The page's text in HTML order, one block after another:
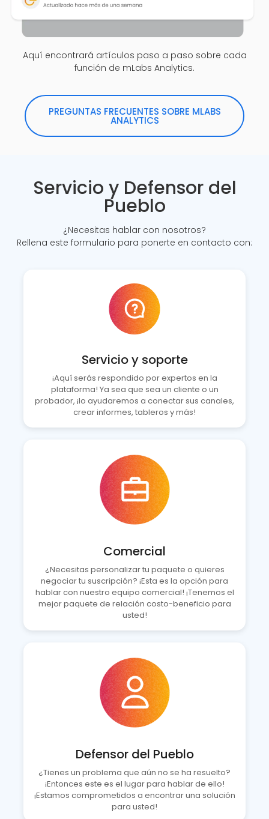
Aquí encontrará artículos paso a paso sobre cada
función de mLabs Analytics.
PREGUNTAS FRECUENTES SOBRE MLABS
ANALYTICS
Servicio y Defensor del
Pueblo
¿Necesitas hablar con nosotros?
Rellena este formulario para ponerte en contacto con:
Servicio y soporte
¡Aquí serás respondido por expertos en la
plataforma! Ya sea que sea un cliente o un
probador, ¡lo ayudaremos a conectar sus canales,
crear informes, tableros y más!
Comercial
¿Necesitas personalizar tu paquete o quieres
negociar tu suscripción? ¡Esta es la opción para
hablar con nuestro equipo comercial! ¡Tenemos el
mejor paquete de relación costo-beneficio para
usted!
Defensor del Pueblo
¿Tienes un problema que aún no se ha resuelto?
¡Entonces este es el lugar para hablar de ello!
¡Estamos comprometidos a encontrar una solución
para usted!